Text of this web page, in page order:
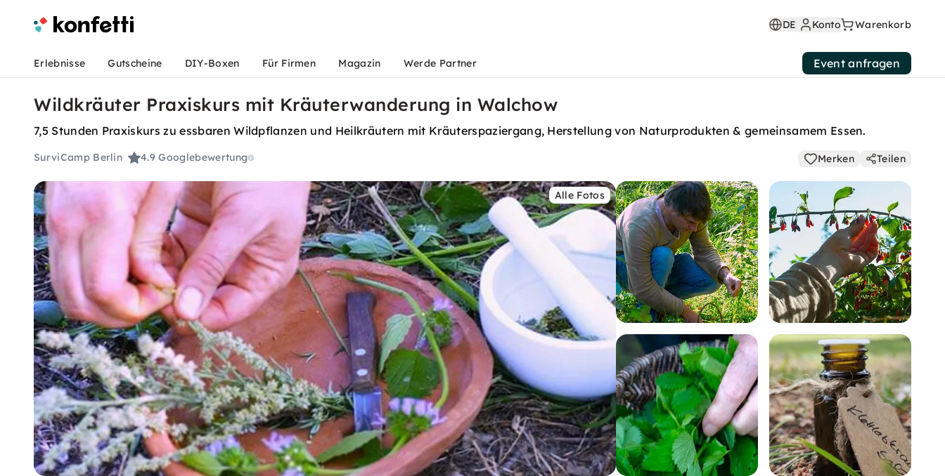
DE Konto Warenkorb
Erlebnisse Gutscheine DIY-Boxen Für Firmen Magazin Werde Partner Event anfragen
Wildkräuter Praxiskurs mit Kräuterwanderung in Walchow
7,5 Stunden Praxiskurs zu essbaren Wildpflanzen und Heilkräutern mit Kräuterspaziergang, Herstellung von Naturprodukten & gemeinsamem Essen.
SurviCamp Berlin 4.9Googlebewertung Merken Teilen
Alle Fotos